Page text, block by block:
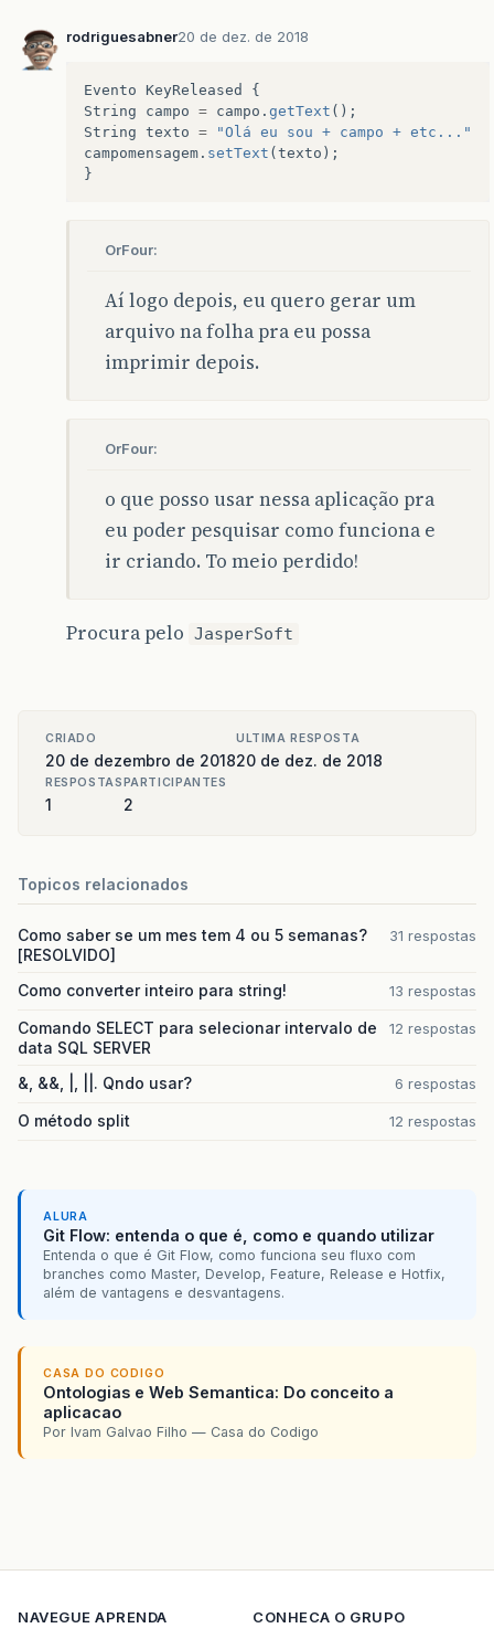
rodriguesabner20 de dez. de 2018
Evento KeyReleased
{
String
campo = campo . getText ();
String texto =
"Olá eu sou + campo + etc..."
campomensagem . setText ( texto );
}
OrFour:
Aí logo depois, eu quero gerar um
arquivo na folha pra eu possa
imprimir depois.
OrFour:
o que posso usar nessa aplicação pra
eu poder pesquisar como funciona e
ir criando. To meio perdido!
Procura pelo JasperSoft
CRIADO
20 de dezembro de 2018
ULTIMA RESPOSTA
20 de dez. de 2018
RESPOSTAS
1
PARTICIPANTES
2
Topicos relacionados
Como saber se um mes tem 4 ou 5 semanas?
[RESOLVIDO]
31 respostas
Como converter inteiro para string! 13 respostas
Comando SELECT para selecionar intervalo de
data SQL SERVER
12 respostas
&, &&, |, ||. Qndo usar? 6 respostas
O método split 12 respostas
ALURA
Git Flow: entenda o que é, como e quando utilizar
Entenda o que é Git Flow, como funciona seu fluxo com
branches como Master, Develop, Feature, Release e Hotfix,
além de vantagens e desvantagens.
CASA DO CODIGO
Ontologias e Web Semantica: Do conceito a
aplicacao
Por Ivam Galvao Filho — Casa do Codigo
NAVEGUE APRENDA CONHECA O GRUPO